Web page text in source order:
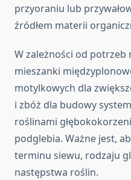
przyoraniu lub
źródłem materii
W zależności od
mieszanki
motylkowych dla
i zbóż dla budowy
roślinami
podglebia. Ważne jest,
terminu siewu, rodzaju
następstwa roślin.